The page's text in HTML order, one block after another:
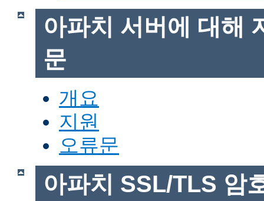
아파치 서버에 대해
문
개요
지원
오류문
아파치 SSL/TLS 암